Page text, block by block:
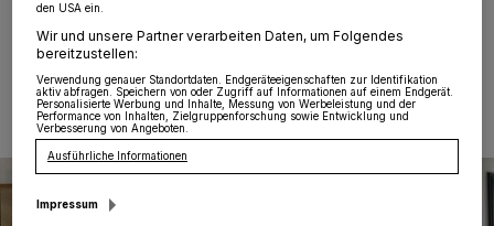
23.11.2021 , 09:39 Uhr
den USA ein.
Wir und unsere Partner verarbeiten Daten, um Folgendes
bereitzustellen:
Verwendung genauer Standortdaten. Endgeräteeigenschaften zur Identifikation
aktiv abfragen. Speichern von oder Zugriff auf Informationen auf einem Endgerät.
Personalisierte Werbung und Inhalte, Messung von Werbeleistung und der
Performance von Inhalten, Zielgruppenforschung sowie Entwicklung und
Verbesserung von Angeboten.
Ausführliche Informationen
Impressum